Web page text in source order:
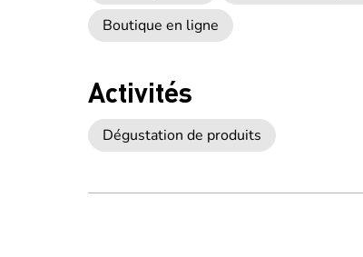
Boutique en ligne
Activités
Dégustation de produits